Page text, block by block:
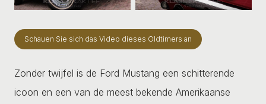
Schauen Sie sich das Video dieses Oldtimers an
Zonder twijfel is de Ford Mustang een schitterende
icoon en een van de meest bekende Amerikaanse